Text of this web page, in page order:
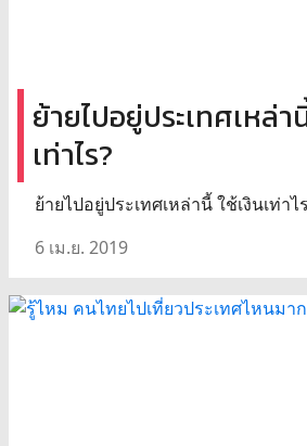
ย้ายไปอยู่ประเทศเหล่า
เท่าไร?
ย้ายไปอยู่ประเทศเหล่านี้ ใช้เงินเท่าไ
6 เม.ย. 2019